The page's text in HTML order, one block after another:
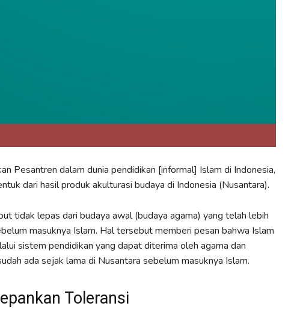
Pesantren dalam dunia pendidikan [informal] Islam di Indonesia,
dari hasil produk akulturasi budaya di Indonesia (Nusantara).
tidak lepas dari budaya awal (budaya agama) yang telah lebih
masuknya Islam. Hal tersebut memberi pesan bahwa Islam
sistem pendidikan yang dapat diterima oleh agama dan
ada sejak lama di Nusantara sebelum masuknya Islam.
Toleransi